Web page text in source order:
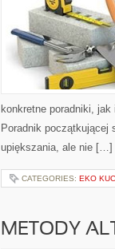
konkretne poradniki,
Poradnik
upiększania, ale nie […]
CATEGORIES: EKO
METODY